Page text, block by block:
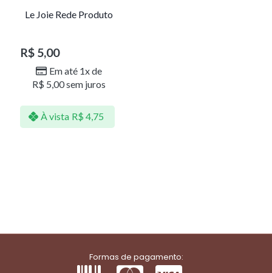
Le Joie Rede Produto
R$ 5,00
Em até 1x de
R$ 5,00sem juros
À vista R$ 4,75
Formas de pagamento: